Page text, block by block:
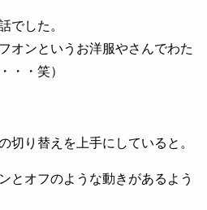
でした。
オンというお洋服やさんでわた
・・笑）
切り替えを上手にしていると。
とオフのような動きがあるよう